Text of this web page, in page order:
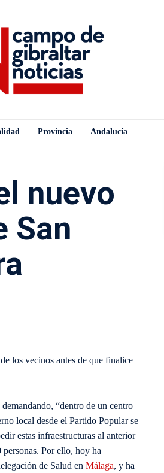
Provincia Andalucía
nuevo
San
los vecinos antes de que finalice
“dentro de un centro
local desde el Partido Popular se
estas infraestructuras al anterior
Por ello, hoy ha
de Salud en Málaga, y ha